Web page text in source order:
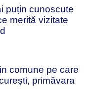
puțin cunoscute
merită vizitate
comune pe care
primăvara